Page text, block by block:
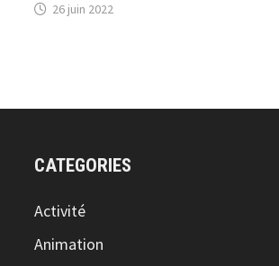
26 juin 2022
CATEGORIES
Activité
Animation